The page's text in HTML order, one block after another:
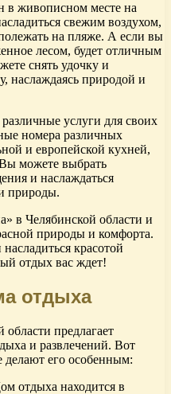
в живописном месте на
свежим воздухом,
на пляже. А если вы
лесом, будет отличным
снять удочку и
наслаждаясь природой и
услуги для своих
номера различных
и европейской кухней,
можете выбрать
и наслаждаться
природы.
в Челябинской области и
природы и комфорта.
красотой
отдых вас ждет!
отдыха
предлагает
и развлечений. Вот
делают его особенным:
отдыха находится в